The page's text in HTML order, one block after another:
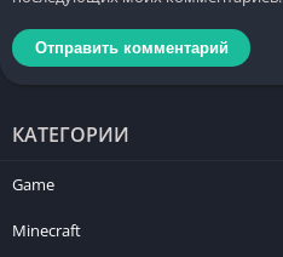
КАТЕГОРИИ
Game
Minecraft